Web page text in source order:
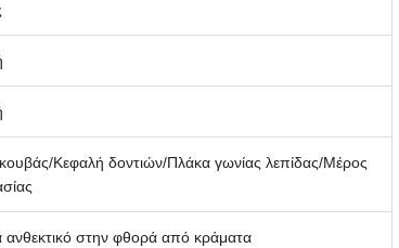
Κεφαλή δοντιών/Πλάκα γωνίας λεπίδας/Μέρος
ανθεκτικό στην φθορά από κράματα